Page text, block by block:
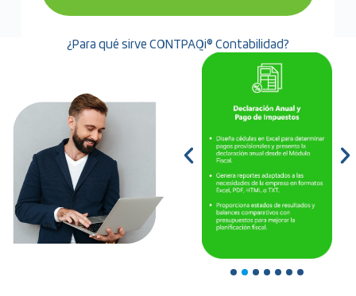
¿Para qué sirve CONTPAQi® Contabilidad?